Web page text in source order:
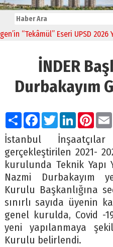
Eseri UPSD 2026 Yaz
İNDER
Durbakayım
PaylaşFacebook
TwitterLinkedIn
İstanbul İnşaatçılar
gerçekleştirilen 2021-
kurulunda Teknik Yapı
Nazmi Durbakayım
Kurulu Başkanlığına
sınırlı sayıda üyenin
genel kurulda, Covid -
yeni yapılanmaya
Kurulu belirlendi.